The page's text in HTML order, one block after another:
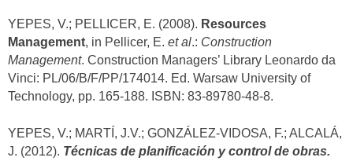
YEPES, V.; PELLICER, E. (2008). Resources
Management, in Pellicer, E. et al.: Construction
Management. Construction Managers’ Library Leonardo da
Vinci: PL/06/B/F/PP/174014. Ed. Warsaw University of
Technology, pp. 165-188. ISBN: 83-89780-48-8.
YEPES, V.; MARTÍ, J.V.; GONZÁLEZ-VIDOSA, F.; ALCALÁ,
J. (2012). Técnicas de planificación y control de obras.